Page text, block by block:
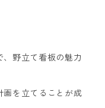
野立て看板の魅力
画を立てることが成